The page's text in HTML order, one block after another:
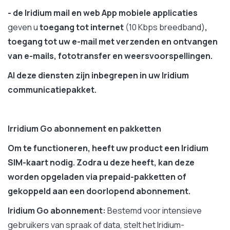
- de Iridium mail en web App mobiele applicaties
geven utoegang tot internet (10 Kbps breedband),
toegang tot uw e-mail met verzenden en ontvangen
van e-mails, fototransfer en weersvoorspellingen.
Al deze diensten zijn inbegrepen in uw Iridium
communicatiepakket.
Irridium Go abonnement en pakketten
Om te functioneren, heeft uw product een Iridium
SIM-kaart nodig. Zodra u deze heeft, kan deze
worden opgeladen via prepaid-pakketten of
gekoppeld aan een doorlopend abonnement.
Iridium Go abonnement: Bestemd voor intensieve
gebruikers van spraak of data, stelt het Iridium-